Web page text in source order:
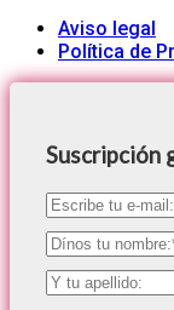
Aviso legal
Política de
Suscripción